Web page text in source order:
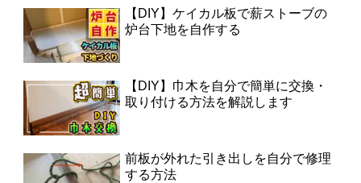
【DIY】ケイカル板で薪ストーブの
炉台下地を自作する
【DIY】巾木を自分で簡単に交換・
取り付ける方法を解説します
前板が外れた引き出しを自分で修理
する方法